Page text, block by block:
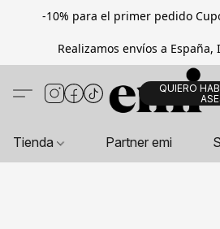
-10% para el primer pedido
Realizamos envíos a
QUIERO
Tienda Partner emi